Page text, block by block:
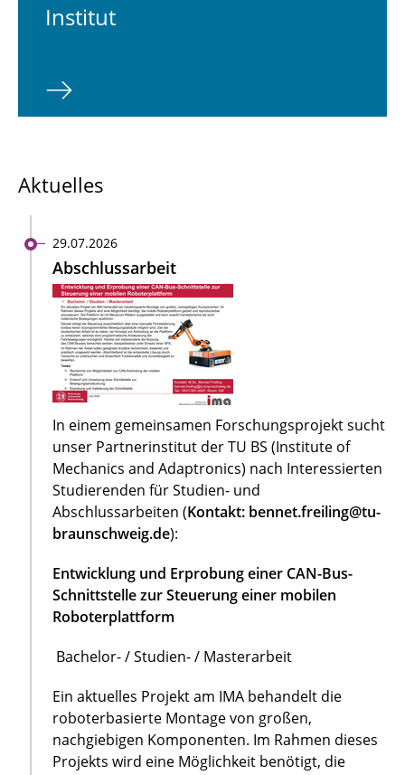
In­sti­tut
Aktuelles
29.07.2026
Abschlussarbeit
In einem gemeinsamen Forschungsprojekt sucht
unser Partnerinstitut der TU BS (Institute of
Mechanics and Adaptronics) nach Interessierten
Studierenden für Studien- und
Abschlussarbeiten (Kontakt: bennet.freiling@tu-
braunschweig.de):
Entwicklung und Erprobung einer CAN-Bus-
Schnittstelle zur Steuerung einer mobilen
Roboterplattform
Bachelor- / Studien- / Masterarbeit
Ein aktuelles Projekt am IMA behandelt die
roboterbasierte Montage von großen,
nachgiebigen Komponenten. Im Rahmen dieses
Projekts wird eine Möglichkeit benötigt, die